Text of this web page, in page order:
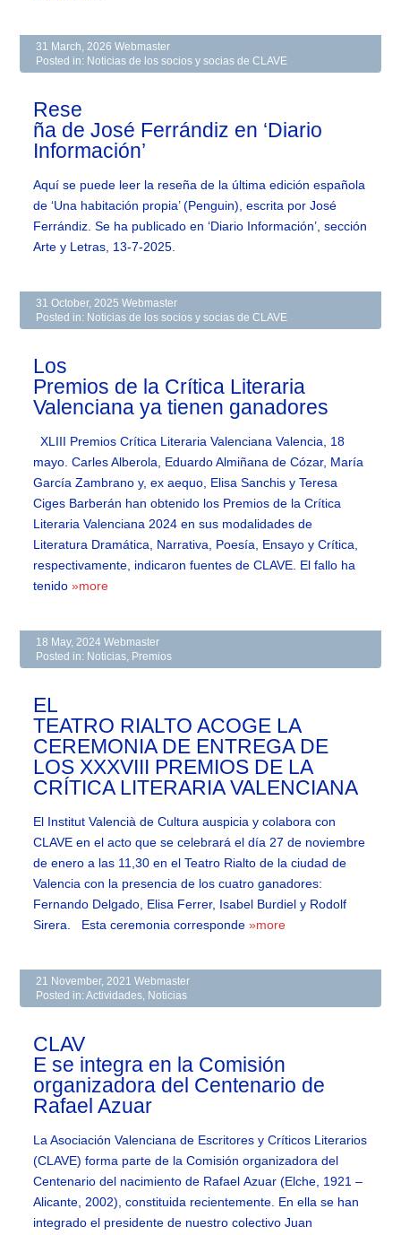
31 March, 2026 Webmaster
Posted in: Noticias de los socios y socias de CLAVE
Rese
ña de José Ferrándiz en ‘Diario
Información’
Aquí se puede leer la reseña de la última edición española
de ‘Una habitación propia’ (Penguin), escrita por José
Ferrándiz. Se ha publicado en ‘Diario Información’, sección
Arte y Letras, 13-7-2025.
31 October, 2025 Webmaster
Posted in: Noticias de los socios y socias de CLAVE
Los
Premios de la Crítica Literaria
Valenciana ya tienen ganadores
XLIII Premios Crítica Literaria Valenciana Valencia, 18
mayo. Carles Alberola, Eduardo Almiñana de Cózar, María
García Zambrano y, ex aequo, Elisa Sanchis y Teresa
Ciges Barberán han obtenido los Premios de la Crítica
Literaria Valenciana 2024 en sus modalidades de
Literatura Dramática, Narrativa, Poesía, Ensayo y Crítica,
respectivamente, indicaron fuentes de CLAVE. El fallo ha
tenido»more
18 May, 2024 Webmaster
Posted in: Noticias Premios
EL
TEATRO RIALTO ACOGE LA
CEREMONIA DE ENTREGA DE
LOS XXXVIII PREMIOS DE LA
CRÍTICA LITERARIA VALENCIANA
El Institut Valencià de Cultura auspicia y colabora con
CLAVE en el acto que se celebrará el día 27 de noviembre
de enero a las 11,30 en el Teatro Rialto de la ciudad de
Valencia con la presencia de los cuatro ganadores:
Fernando Delgado, Elisa Ferrer, Isabel Burdiel y Rodolf
Sirera. Esta ceremonia corresponde»more
21 November, 2021
Webmaster
Posted in:Actividades Noticias
CLAV
E se integra en la Comisión
organizadora del Centenario de
Rafael Azuar
La Asociación Valenciana de Escritores y Críticos Literarios
(CLAVE) forma parte de la Comisión organizadora del
Centenario del nacimiento de Rafael Azuar (Elche, 1921 –
Alicante, 2002), constituida recientemente. En ella se han
integrado el presidente de nuestro colectivo Juan